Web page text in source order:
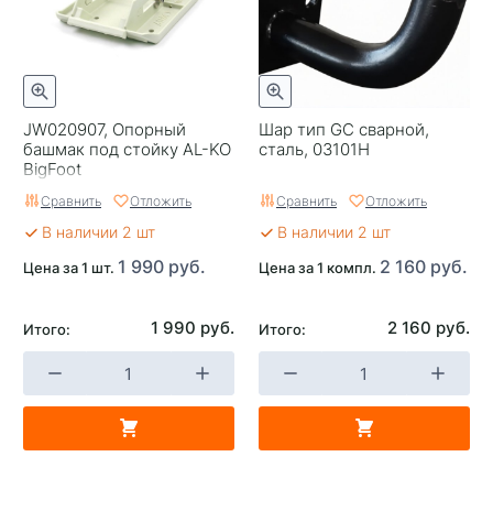
JW020907, Опорный
башмак под стойку AL-KO
BigFoot
Сравнить Отложить
В наличии 2 шт
Цена за 1 шт. 1 990 руб.
Итого: 1 990 руб.
Шар тип GC сварной,
сталь, 03101H
Сравнить Отложить
В наличии 2 шт
Цена за 1 компл. 2 160 руб.
Итого: 2 160 руб.